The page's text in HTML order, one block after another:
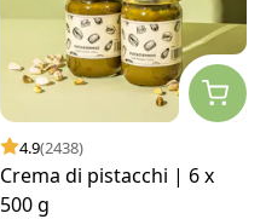
4.9(2438)
Crema di pistacchi | 6 x
500 g